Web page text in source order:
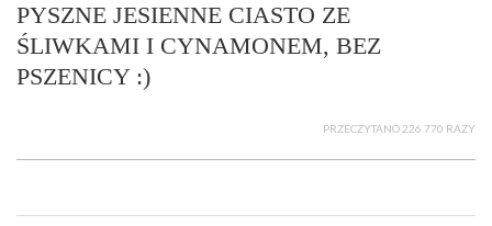
PYSZNE JESIENNE CIASTO ZE
ŚLIWKAMI I CYNAMONEM, BEZ
PSZENICY :)
PRZECZYTANO 226 770 RAZY